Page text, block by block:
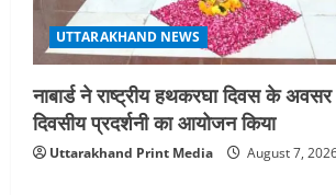
UTTARAKHAND NEWS
नाबार्ड ने राष्ट्रीय हथकरघा दिवस के
दिवसीय प्रदर्शनी का आयोजन किया
Uttarakhand Print Media August 7,